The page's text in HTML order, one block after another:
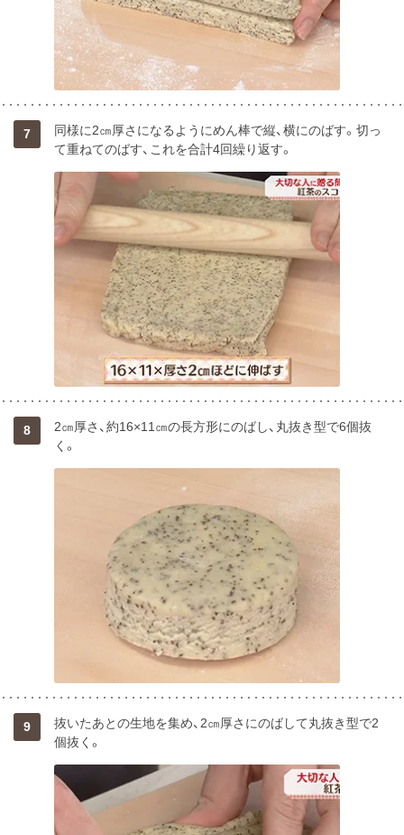
7
同様に2㎝厚さになるようにめん棒で縦、横にのばす。切っ
て重ねてのばす、これを合計4回繰り返す。
8
2㎝厚さ、約16×11㎝の長方形にのばし、丸抜き型で6個抜
く。
9
抜いたあとの生地を集め、2㎝厚さにのばして丸抜き型で2
個抜く。